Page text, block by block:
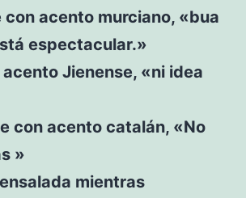
con acento murciano, «bua
espectacular.»
Jienense, «ni idea
con acento catalán, «No
»
mientras